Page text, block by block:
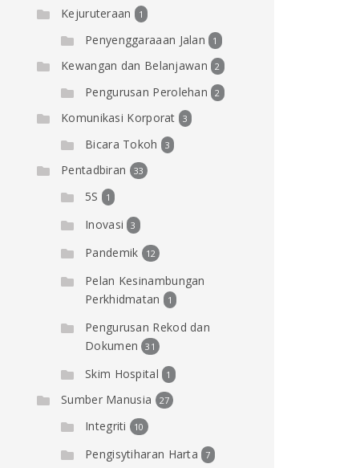
Kejuruteraan 1
Penyenggaraaan Jalan 1
Kewangan dan Belanjawan 2
Pengurusan Perolehan 2
Komunikasi Korporat 3
Bicara Tokoh 3
Pentadbiran 33
5S 1
Inovasi 3
Pandemik 12
Pelan Kesinambungan
Perkhidmatan
1
Pengurusan Rekod dan
Dokumen
31
Skim Hospital 1
Sumber Manusia 27
Integriti 10
Pengisytiharan Harta 7